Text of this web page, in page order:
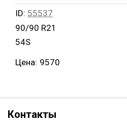
ID: 55537
90/90 R21
54S
Цена: 9570
Контакты